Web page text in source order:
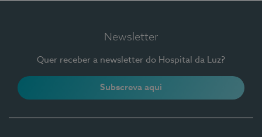
Newsletter
Quer receber a newsletter do Hospital da Luz?
Subscreva aqui